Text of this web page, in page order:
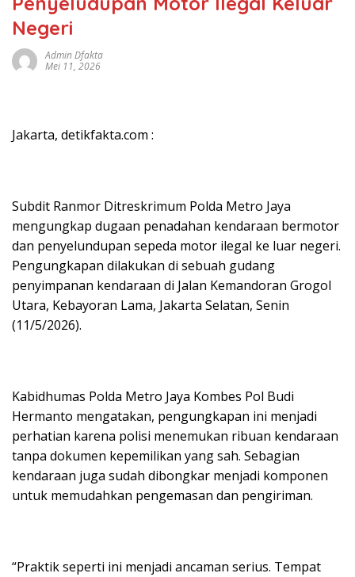
Negeri
Admin Dfakta
Mei 11, 2026
Jakarta, detikfakta.com :
Subdit Ranmor Ditreskrimum Polda Metro Jaya
mengungkap dugaan penadahan kendaraan bermotor
dan penyelundupan sepeda motor ilegal ke luar negeri.
Pengungkapan dilakukan di sebuah gudang
penyimpanan kendaraan di Jalan Kemandoran Grogol
Utara, Kebayoran Lama, Jakarta Selatan, Senin
(11/5/2026).
Kabidhumas Polda Metro Jaya Kombes Pol Budi
Hermanto mengatakan, pengungkapan ini menjadi
perhatian karena polisi menemukan ribuan kendaraan
tanpa dokumen kepemilikan yang sah. Sebagian
kendaraan juga sudah dibongkar menjadi komponen
untuk memudahkan pengemasan dan pengiriman.
“Praktik seperti ini menjadi ancaman serius. Tempat